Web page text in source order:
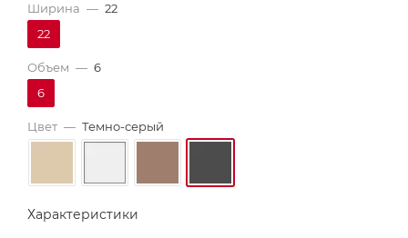
Ширина — 22
22
Объем — 6
6
Цвет — Темно-серый
Характеристики